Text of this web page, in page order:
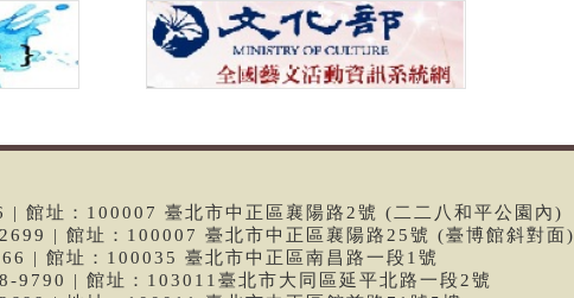
館址：100007 臺北市中正區襄陽路2號 (二二八和平公園內)
| 館址：100007 臺北市中正區襄陽路25號 (臺博館斜對面)
| 館址：100035 臺北市中正區南昌路一段1號
9790 | 館址：103011臺北市大同區延平北路一段2號